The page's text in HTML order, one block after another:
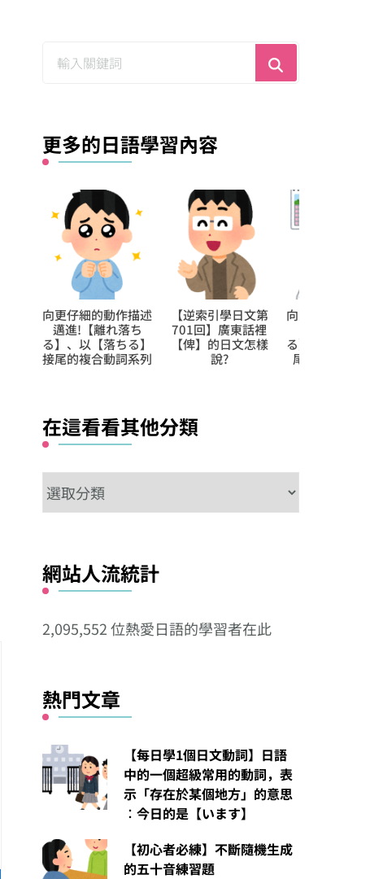
更多的日語學習內容
向更仔細的動作描述
邁進!【頼み入
る】、以【入る】接
尾的複合動詞系列
向更仔細的動作描述
邁進!【流れ歩
く】、以【歩く】接
尾的複合動詞系列
向更仔細的動
る】、以【上
接尾的複合動
在這看看其他分類
在
這
其
分
網站人流統計
2,095,552 位熱愛日語的學習者在此
熱門文章
【每日學1個日文動詞】日語
中的一個超級常用的動詞，表
示「存在於某個地方」的意思
︰今日的是【います】
【初心者必練】不斷隨機生成
的五十音練習題